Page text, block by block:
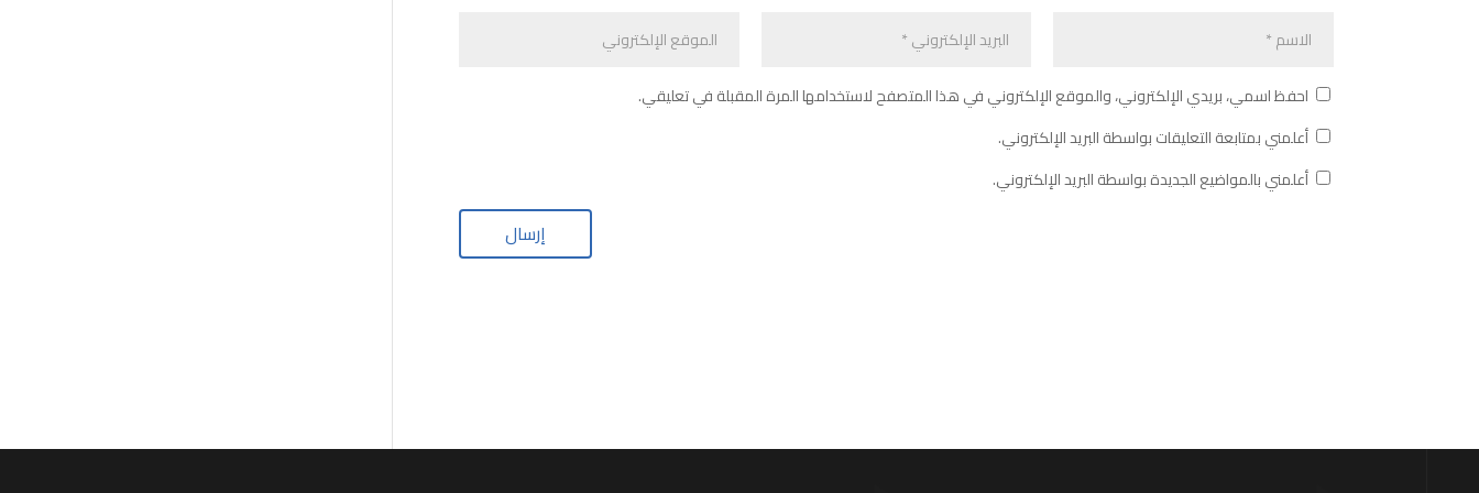
احفظ اسمي، بريدي الإلكتروني، والموقع الإلكتروني في هذا المتصفح لاستخدامها المرة المقبلة في تعليقي.
أعلمني بمتابعة التعليقات بواسطة البريد الإلكتروني.
أعلمني بالمواضيع الجديدة بواسطة البريد الإلكتروني.